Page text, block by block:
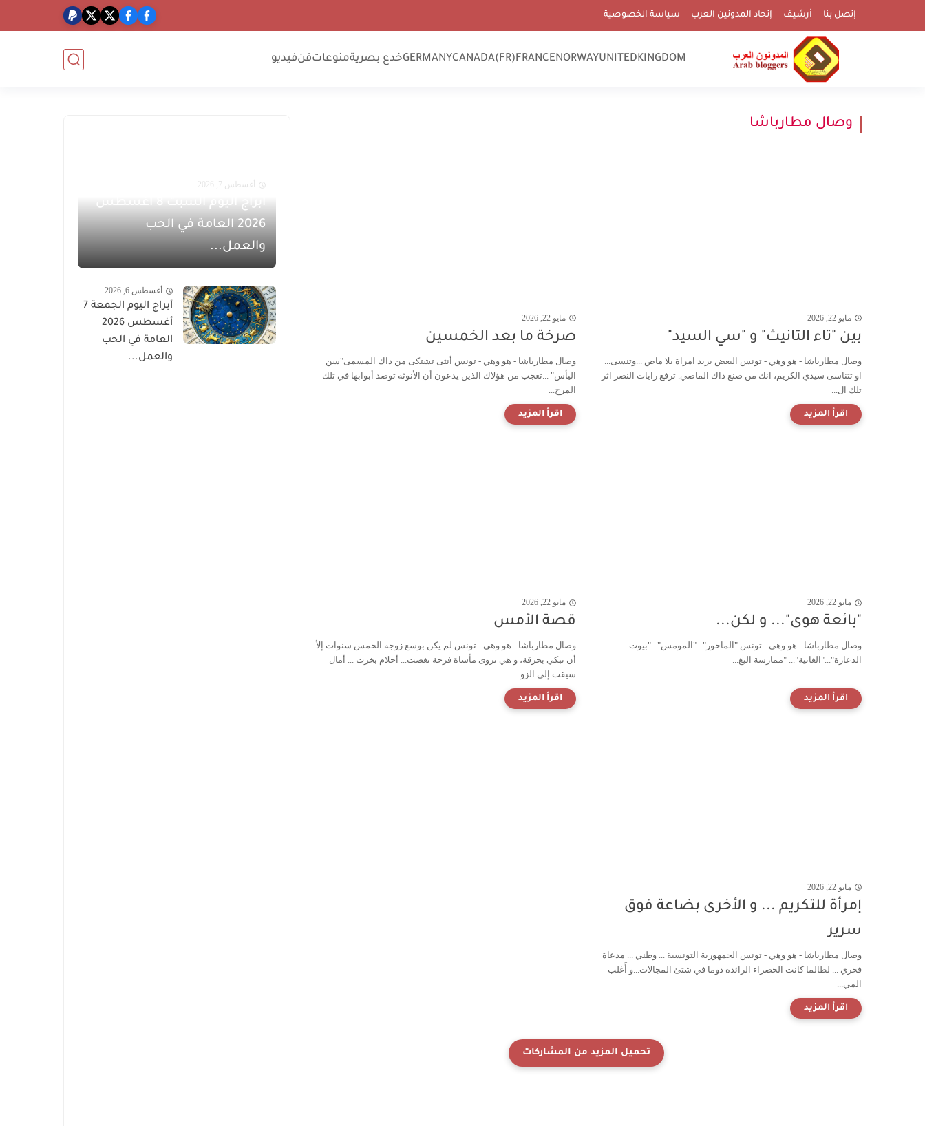
إتصل بنا أرشيف إتحاد المدونين العرب سياسة الخصوصية
UNITEDKINGDOM
NORWAY
FRANCE
CANADA(FR)
GERMANYخدع بصريةمنوعاتفنفيديو
وصال مطارباشا
مايو 22, 2026
بين "تاء التانيث" و "سي السيد"
وصال مطارباشا - هو وهي - تونس البعض يريد امراة بلا ماض ...وتنسى...
او تتناسى سيدي الكريم، انك من صنع ذاك الماضي. ترفع رايات النصر اثر
تلك ال...
مايو 22, 2026
صرخة ما بعد الخمسين
وصال مطارباشا - هو وهي - تونس أنثى تشتكى من ذاك المسمى"سن
اليأس" ...تعجب من هؤلاك الذين يدعون أن الأنوثة توصد أبوابها في تلك
المرح...
مايو 22, 2026
"بائعة هوى"... و لكن...
وصال مطارباشا - هو وهي - تونس "الماخور"..."المومس"..."بيوت
الدعارة"..."الغانية"... "ممارسة البغ...
مايو 22, 2026
قصة الأمس
وصال مطارباشا - هو وهي - تونس لم يكن بوسع زوجة الخمس سنوات إلأ
أن تبكي بحرقة، و هي تروى مأساة فرحة نغصت... أحلام بخرت ... أمال
سيقت إلى الزو...
مايو 22, 2026
إمرأَة للتكريم ... و الأخرى بضاعة فوق
سرير
وصال مطارباشا - هو وهي - تونس الجمهورية التونسية ... وطني ... مدعاة
فخري ... لطالما كانت الخضراء الرائدة دوما في شتئ المجالات...و أَغلب
المي...
أغسطس 7, 2026
أبراج اليوم السبت 8 أغسطس
2026 العامة في الحب
والعمل...
أغسطس 6, 2026
أبراج اليوم الجمعة 7
أغسطس 2026
العامة في الحب
والعمل...